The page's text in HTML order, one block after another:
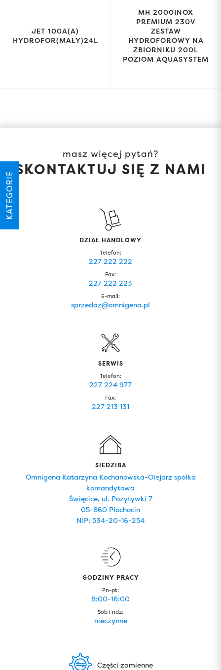
KATEGORIE
JET 100A(A)
HYDROFOR(MAŁY)24L
MH 2000INOX
PREMIUM 230V
ZESTAW
HYDROFOROWY NA
ZBIORNIKU 200L
POZIOM AQUASYSTEM
masz więcej pytań?
SKONTAKTUJ SIĘ Z NAMI
DZIAŁ HANDLOWY
Telefon:
227 222 222
Fax:
227 222 223
E-mail:
sprzedaz@omnigena.pl
SERWIS
Telefon:
227 224 977
Fax:
227 213 131
SIEDZIBA
Omnigena Katarzyna Kochanowska-Olejarz spółka
komandytowa
Święcice, ul. Pozytywki 7
05-860 Płochocin
NIP: 534-20-16-254
GODZINY PRACY
Pn-pt:
8:00-16:00
Sob i ndz:
nieczynne
Części zamienne